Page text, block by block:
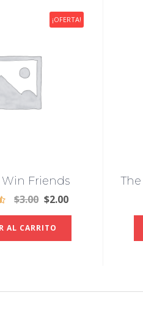
¡OFERTA!
Friends
$3.00 $2.00
AL CARRITO